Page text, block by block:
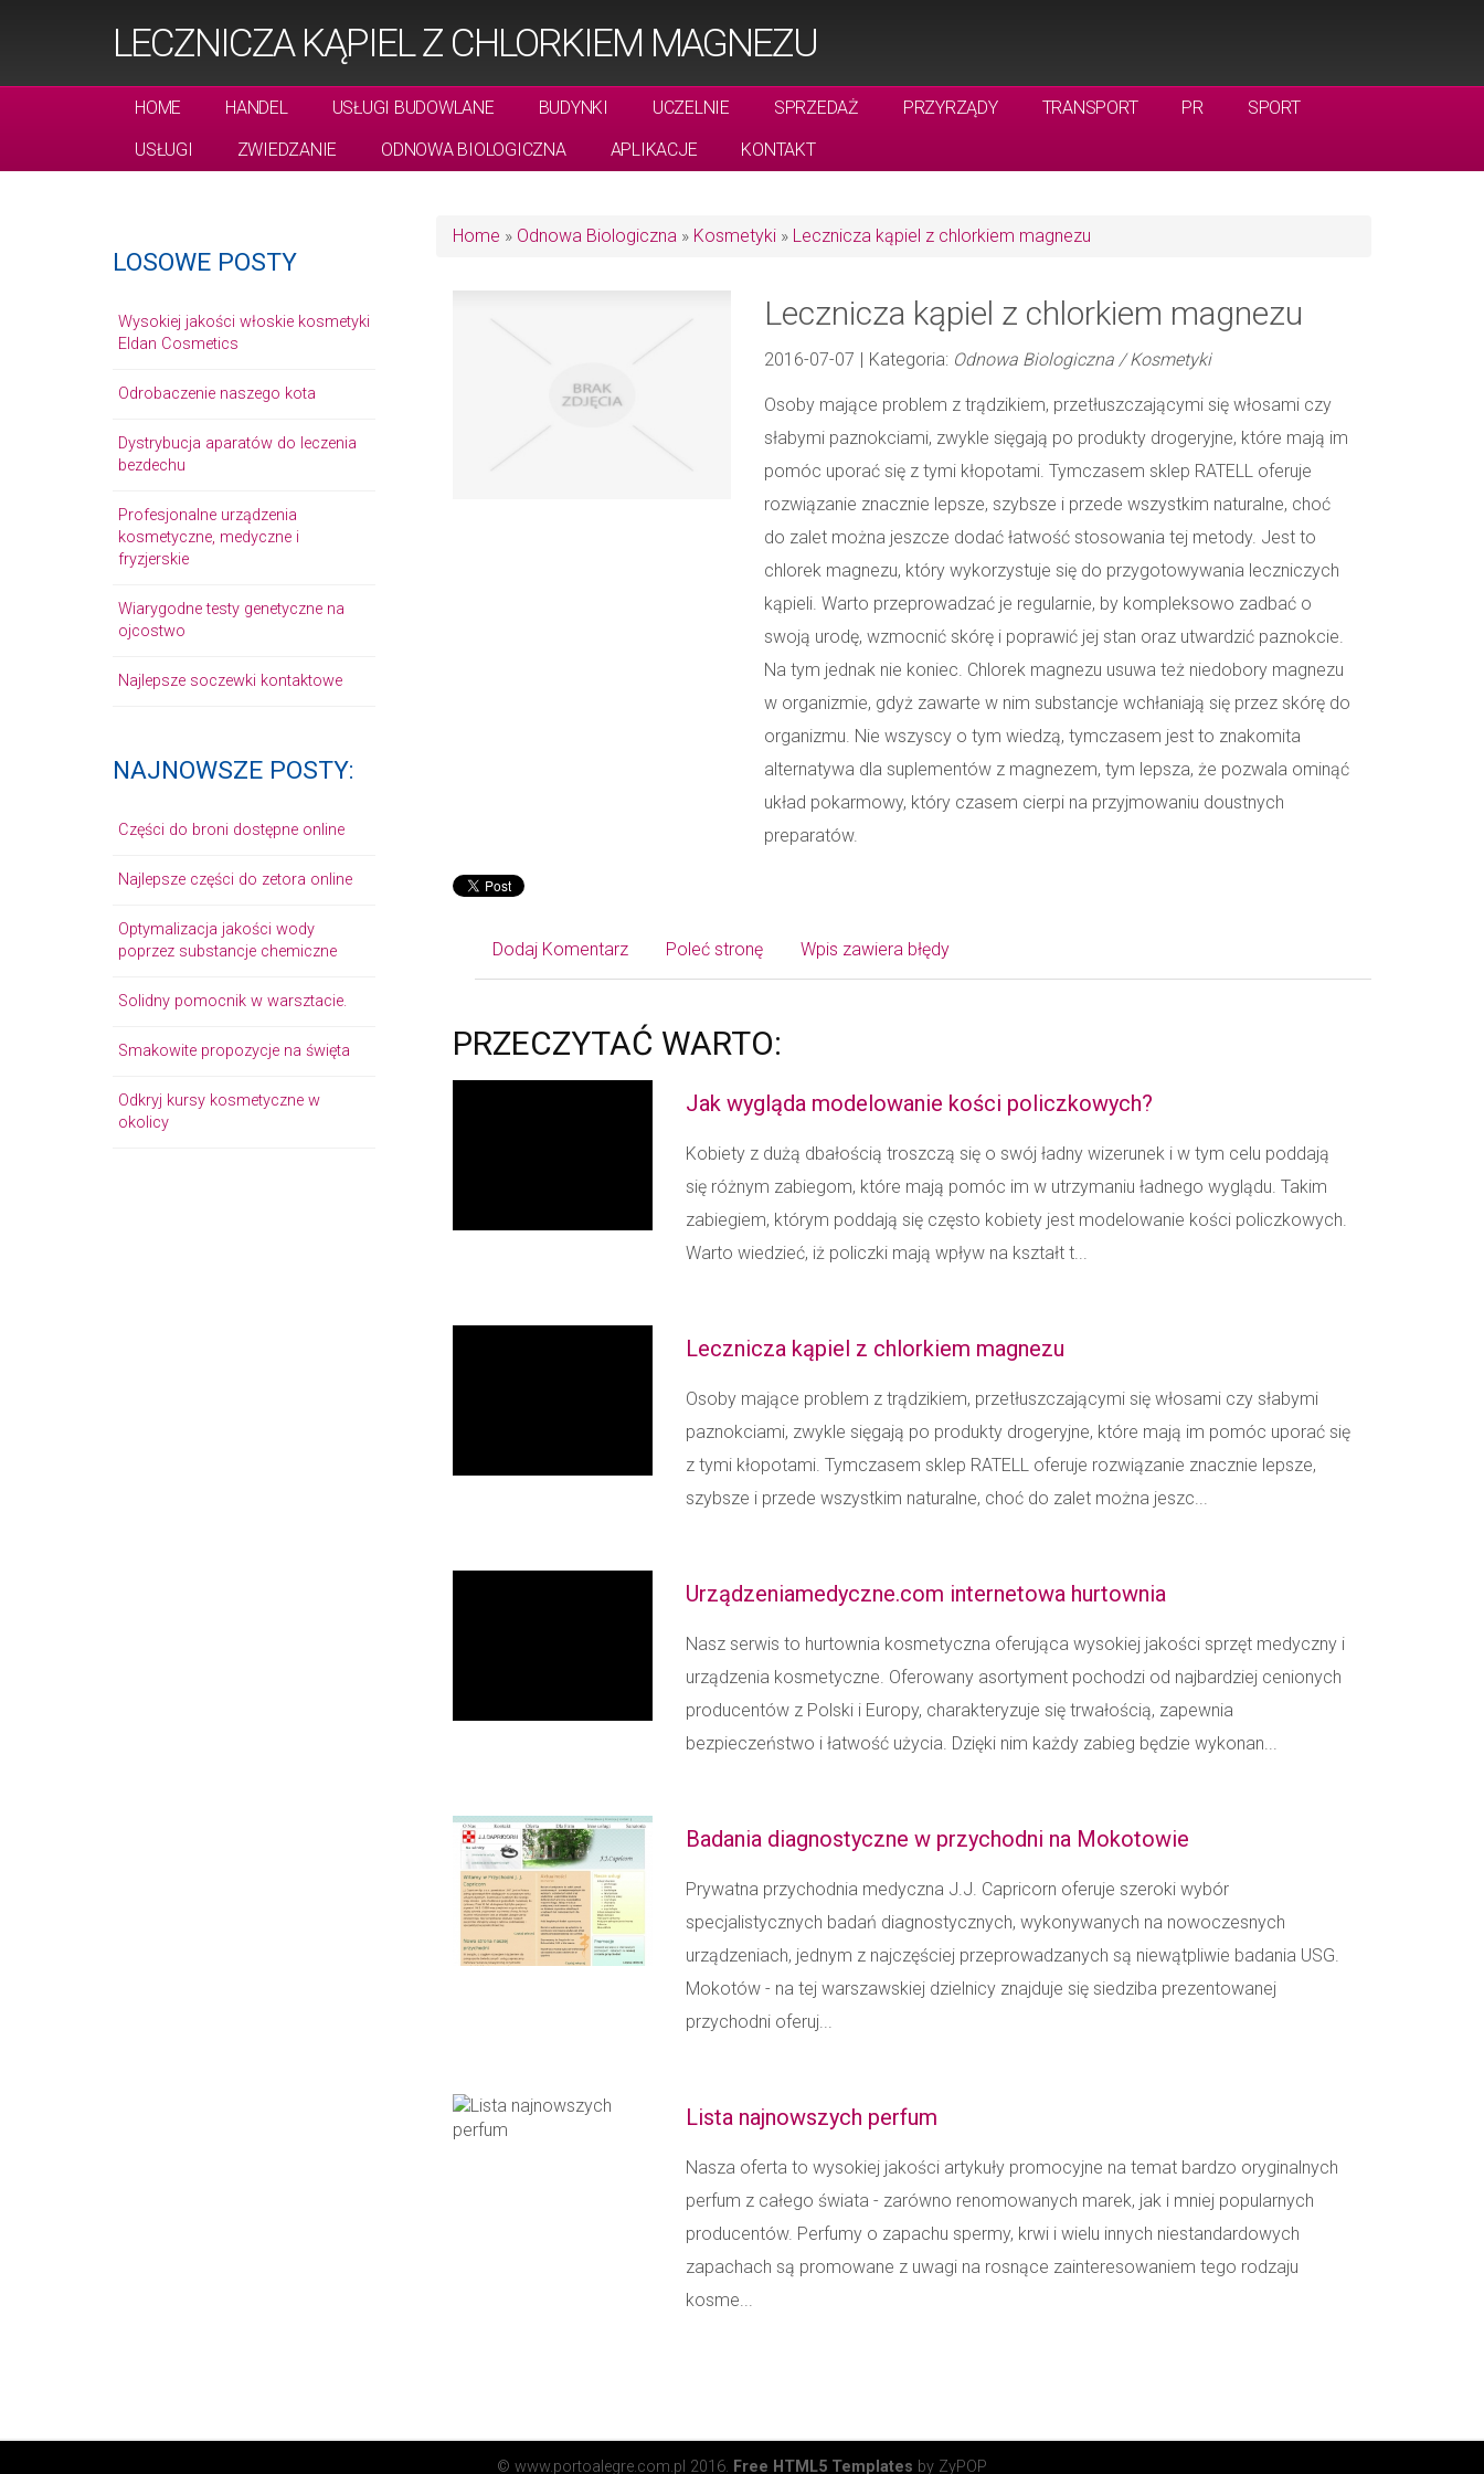
LECZNICZA KĄPIEL Z CHLORKIEM MAGNEZU
HOME HANDEL USŁUGI BUDOWLANE BUDYNKI UCZELNIE SPRZEDAŻ PRZYRZĄDY TRANSPORT PR
SPORT
USŁUGI
ZWIEDZANIE ODNOWA BIOLOGICZNA APLIKACJE KONTAKT
LOSOWE POSTY
Wysokiej jakości włoskie kosmetyki
Eldan Cosmetics
Odrobaczenie naszego kota
Dystrybucja aparatów do leczenia
bezdechu
Profesjonalne urządzenia
kosmetyczne, medyczne i
fryzjerskie
Wiarygodne testy genetyczne na
ojcostwo
Najlepsze soczewki kontaktowe
NAJNOWSZE POSTY:
Części do broni dostępne online
Najlepsze części do zetora online
Optymalizacja jakości wody
poprzez substancje chemiczne
Solidny pomocnik w warsztacie.
Smakowite propozycje na święta
Odkryj kursy kosmetyczne w
okolicy
Home » Odnowa Biologiczna» Kosmetyki» Lecznicza kąpiel z chlorkiem magnezu
Lecznicza kąpiel z chlorkiem magnezu
2016-07-07 | Kategoria: Odnowa Biologiczna / Kosmetyki
Osoby mające problem z trądzikiem, przetłuszczającymi się włosami czy
słabymi paznokciami, zwykle sięgają po produkty drogeryjne, które mają im
pomóc uporać się z tymi kłopotami. Tymczasem sklep RATELL oferuje
rozwiązanie znacznie lepsze, szybsze i przede wszystkim naturalne, choć
do zalet można jeszcze dodać łatwość stosowania tej metody. Jest to
chlorek magnezu, który wykorzystuje się do przygotowywania leczniczych
kąpieli. Warto przeprowadzać je regularnie, by kompleksowo zadbać o
swoją urodę, wzmocnić skórę i poprawić jej stan oraz utwardzić paznokcie.
Na tym jednak nie koniec. Chlorek magnezu usuwa też niedobory magnezu
w organizmie, gdyż zawarte w nim substancje wchłaniają się przez skórę do
organizmu. Nie wszyscy o tym wiedzą, tymczasem jest to znakomita
alternatywa dla suplementów z magnezem, tym lepsza, że pozwala ominąć
układ pokarmowy, który czasem cierpi na przyjmowaniu doustnych
preparatów.
Dodaj Komentarz Poleć stronę Wpis zawiera błędy
PRZECZYTAĆ WARTO:
Jak wygląda modelowanie kości policzkowych?
Kobiety z dużą dbałością troszczą się o swój ładny wizerunek i w tym celu poddają
się różnym zabiegom, które mają pomóc im w utrzymaniu ładnego wyglądu. Takim
zabiegiem, którym poddają się często kobiety jest modelowanie kości policzkowych.
Warto wiedzieć, iż policzki mają wpływ na kształt t...
Lecznicza kąpiel z chlorkiem magnezu
Osoby mające problem z trądzikiem, przetłuszczającymi się włosami czy słabymi
paznokciami, zwykle sięgają po produkty drogeryjne, które mają im pomóc uporać się
z tymi kłopotami. Tymczasem sklep RATELL oferuje rozwiązanie znacznie lepsze,
szybsze i przede wszystkim naturalne, choć do zalet można jeszc...
Urządzeniamedyczne.com internetowa hurtownia
Nasz serwis to hurtownia kosmetyczna oferująca wysokiej jakości sprzęt medyczny i
urządzenia kosmetyczne. Oferowany asortyment pochodzi od najbardziej cenionych
producentów z Polski i Europy, charakteryzuje się trwałością, zapewnia
bezpieczeństwo i łatwość użycia. Dzięki nim każdy zabieg będzie wykonan...
Badania diagnostyczne w przychodni na Mokotowie
Prywatna przychodnia medyczna J.J. Capricorn oferuje szeroki wybór
specjalistycznych badań diagnostycznych, wykonywanych na nowoczesnych
urządzeniach, jednym z najczęściej przeprowadzanych są niewątpliwie badania USG.
Mokotów - na tej warszawskiej dzielnicy znajduje się siedziba prezentowanej
przychodni oferuj...
Lista najnowszych perfum
Nasza oferta to wysokiej jakości artykuły promocyjne na temat bardzo oryginalnych
perfum z całego świata - zarówno renomowanych marek, jak i mniej popularnych
producentów. Perfumy o zapachu spermy, krwi i wielu innych niestandardowych
zapachach są promowane z uwagi na rosnące zainteresowaniem tego rodzaju
kosme...
© www.portoalegre.com.pl 2016. Free HTML5 Templates by ZyPOP